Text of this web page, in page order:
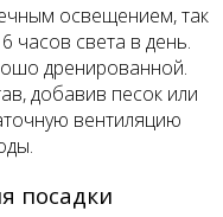
освещением, так
часов света в день.
дренированной.
добавив песок или
вентиляцию
посадки